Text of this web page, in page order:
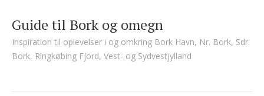
Guide til Bork og omegn
Inspiration til oplevelser i og omkring Bork Havn, Nr. Bork, Sdr.
Bork, Ringkøbing Fjord, Vest- og Sydvestjylland